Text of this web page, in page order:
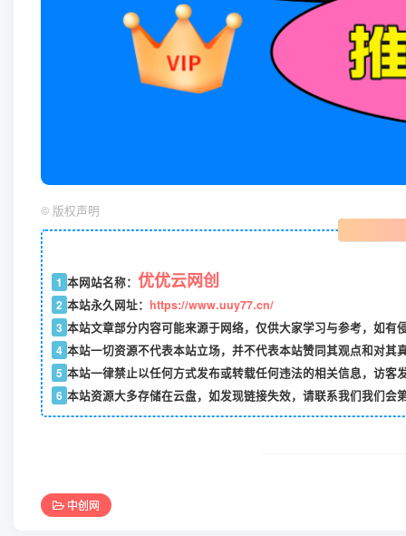
© 版权声明
1 本网站名称： 优优云网创
2 本站永久网址： https://www.uuy77.cn/
3 本站文章部分内容可能来源于网络，仅供大家学习与参考，如有
4 本站一切资源不代表本站立场，并不代表本站赞同其观点和对其
5 本站一律禁止以任何方式发布或转载任何违法的相关信息，访客
6 本站资源大多存储在云盘，如发现链接失效，请联系我们我们会
中创网